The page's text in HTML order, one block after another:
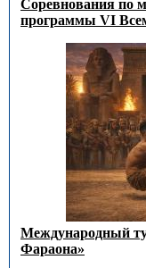
Соревнования по
программы VI
Международный
Фараона»